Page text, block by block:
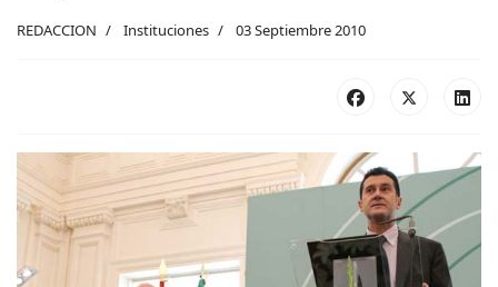
REDACCION Instituciones 03 Septiembre 2010